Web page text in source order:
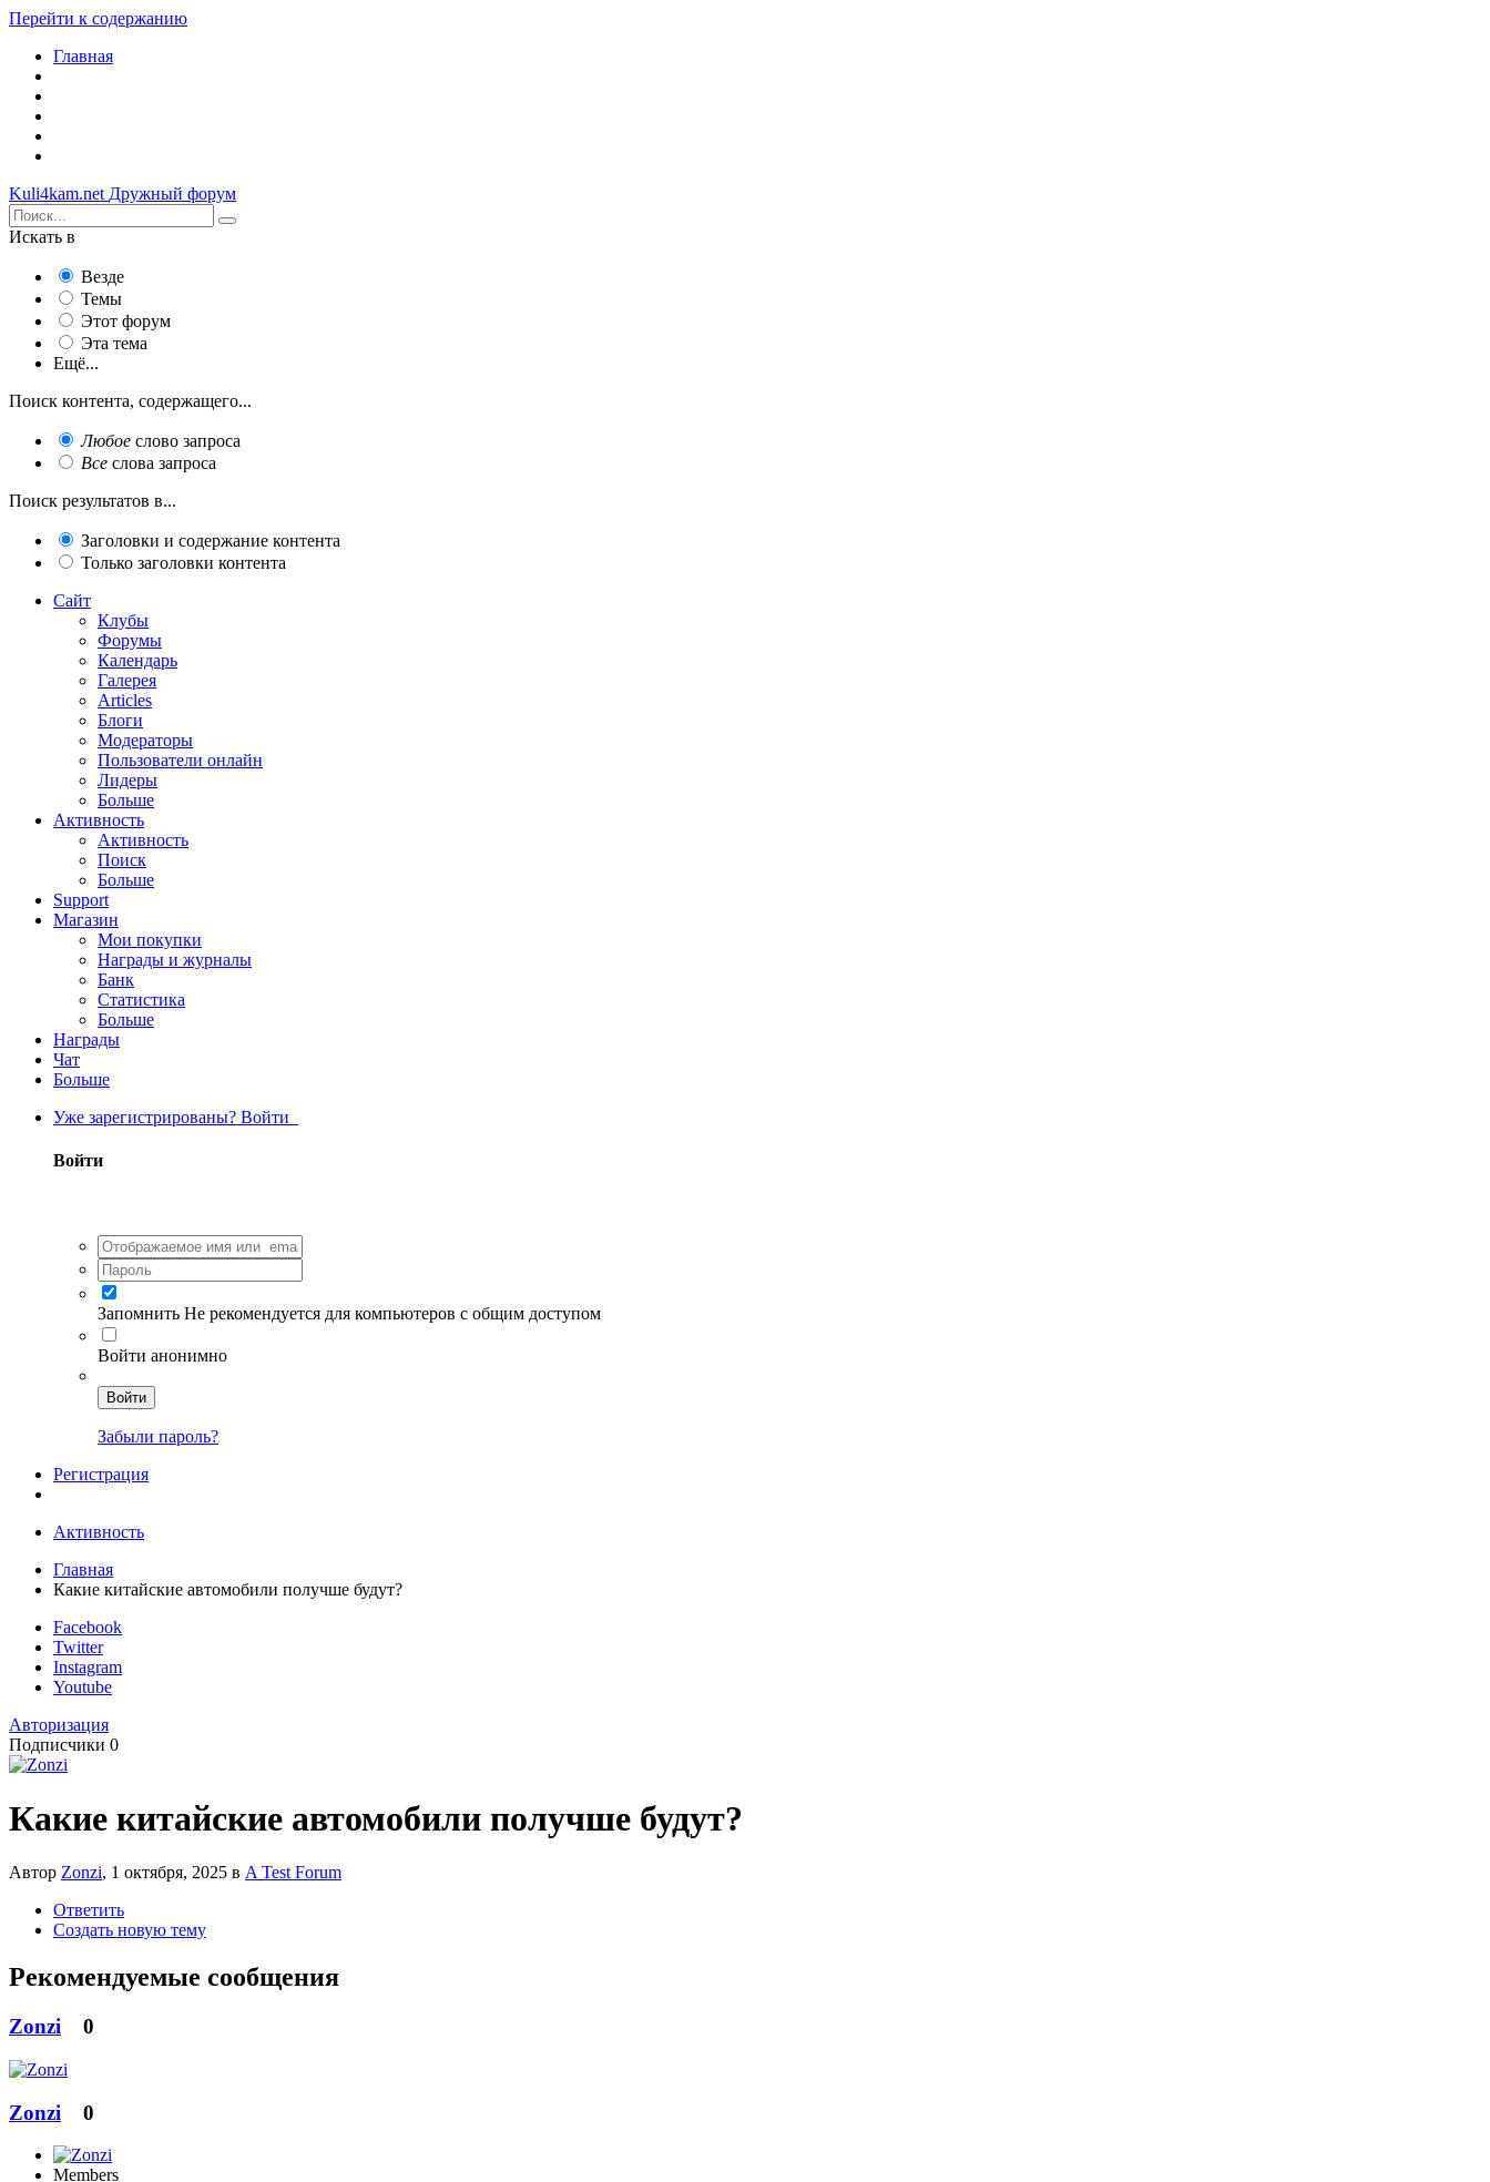
Перейти к содержанию
Главная
Kuli4kam.net Дружный форум
Искать в
Везде
Темы
Этот форум
Эта тема
Ещё...
Поиск контента, содержащего...
Любое слово запроса
Все слова запроса
Поиск результатов в...
Заголовки и содержание контента
Только заголовки контента
Сайт
Клубы
Форумы
Календарь
Галерея
Articles
Блоги
Модераторы
Пользователи онлайн
Лидеры
Больше
Активность
Активность
Поиск
Больше
Support
Магазин
Мои покупки
Награды и журналы
Банк
Статистика
Больше
Награды
Чат
Больше
Уже зарегистрированы? Войти
Войти
Запомнить Не рекомендуется для компьютеров с общим доступом
Войти анонимно
Войти
Забыли пароль?
Регистрация
Активность
Главная
Какие китайские автомобили получше будут?
Facebook
Twitter
Instagram
Youtube
Авторизация
Подписчики 0
Какие китайские автомобили получше будут?
Автор Zonzi, 1 октября, 2025 в A Test Forum
Ответить
Создать новую тему
Рекомендуемые сообщения
Zonzi 0
Zonzi 0
Members